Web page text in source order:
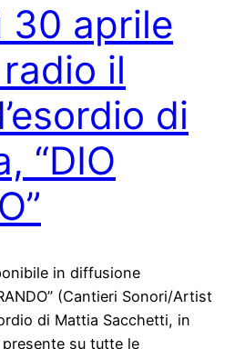
30 aprile
il
di
“DIO
in diffusione
(Cantieri Sonori/Artist
di Mattia Sacchetti, in
presente su tutte le